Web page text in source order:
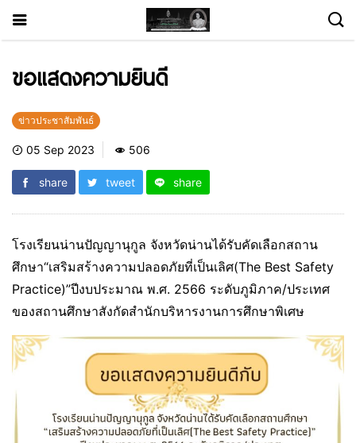
ขอแสดงความยินดี
ข่าวประชาสัมพันธ์
05 Sep 2023 506
share tweet share
โรงเรียนน่านปัญญานุกูล จังหวัดน่านได้รับคัดเลือกสถาน
ศึกษา“เสริมสร้างความปลอดภัยที่เป็นเลิศ(The Best Safety
Practice)”ปีงบประมาณ พ.ศ. 2566 ระดับภูมิภาค/ประเทศ
ของสถานศึกษาสังกัดสำนักบริหารงานการศึกษาพิเศษ